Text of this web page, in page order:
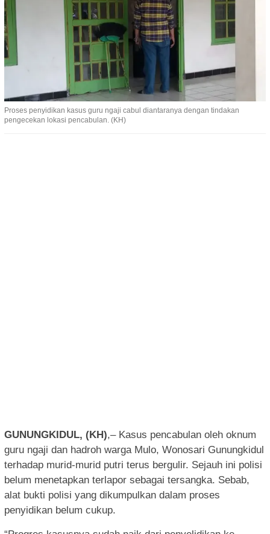
Proses penyidikan kasus guru ngaji cabul diantaranya dengan tindakan
pengecekan lokasi pencabulan. (KH)
GUNUNGKIDUL, (KH),– Kasus pencabulan oleh oknum
guru ngaji dan hadroh warga Mulo, Wonosari Gunungkidul
terhadap murid-murid putri terus bergulir. Sejauh ini polisi
belum menetapkan terlapor sebagai tersangka. Sebab,
alat bukti polisi yang dikumpulkan dalam proses
penyidikan belum cukup.